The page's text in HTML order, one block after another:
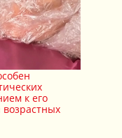
к его